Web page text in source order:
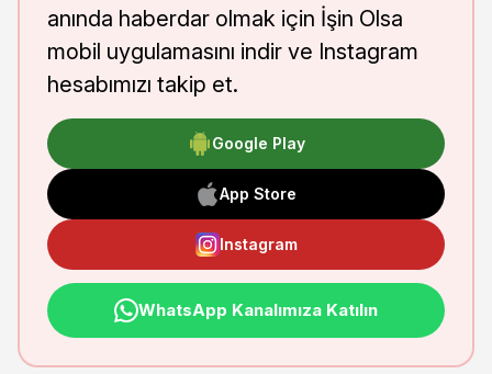
anında haberdar olmak için İşin Olsa
mobil uygulamasını indir ve Instagram
hesabımızı takip et.
Google Play
App Store
Instagram
WhatsApp Kanalımıza Katılın